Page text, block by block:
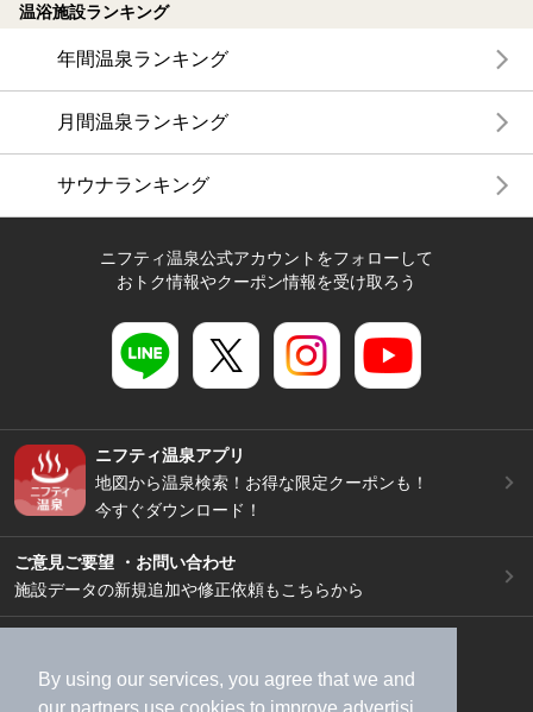
By using our services, you agree that we and
温浴施設ランキング
年間温泉ランキング
月間温泉ランキング
サウナランキング
ニフティ温泉公式アカウントをフォローして
おトク情報やクーポン情報を受け取ろう
ニフティ温泉アプリ
地図から温泉検索！お得な限定クーポンも！
今すぐダウンロード！
ご意見ご要望 ・お問い合わせ
施設データの新規追加や修正依頼もこちらから
加盟店募集（資料請求）
広告出稿のご案内